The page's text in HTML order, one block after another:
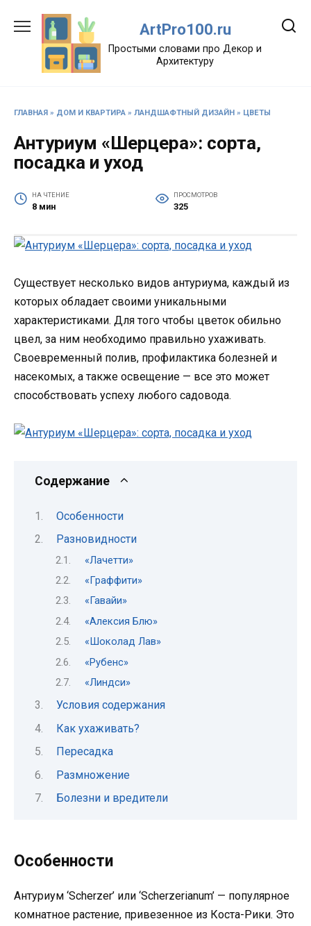
содержанию
ArtPro100.ru
Простыми словами про Декор и
Архитектуру
ГЛАВНАЯ » ДОМ И КВАРТИРА » ЛАНДШАФТНЫЙ ДИЗАЙН » ЦВЕТЫ
Антуриум «Шерцера»: сорта,
посадка и уход
НА ЧТЕНИЕ
8 мин
ПРОСМОТРОВ
325
Существует несколько видов антуриума, каждый из
которых обладает своими уникальными
характеристиками. Для того чтобы цветок обильно
цвел, за ним необходимо правильно ухаживать.
Своевременный полив, профилактика болезней и
насекомых, а также освещение — все это может
способствовать успеху любого садовода.
Содержание
Особенности
Разновидности
«Лачетти»
«Граффити»
«Гавайи»
«Алексия Блю»
«Шоколад Лав»
«Рубенс»
«Линдси»
Условия содержания
Как ухаживать?
Пересадка
Размножение
Болезни и вредители
Особенности
Антуриум ‘Scherzer’ или ‘Scherzerianum’ — популярное
комнатное растение, привезенное из Коста-Рики. Это